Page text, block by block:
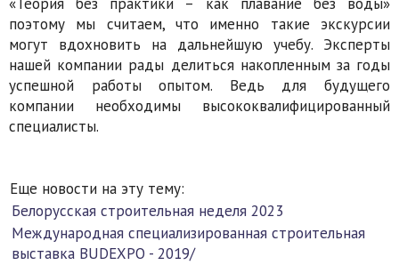
поэтому мы считаем, что именно такие экскурсии
могут вдохновить на дальнейшую учебу. Эксперты
нашей компании рады делиться накопленным за годы
успешной работы опытом. Ведь для будущего
компании необходимы высококвалифицированный
специалисты.
Еще новости на эту тему:
Белорусская строительная неделя 2023
Международная специализированная строительная
выставка BUDEXPO - 2019/